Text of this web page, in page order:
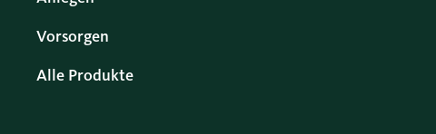
Vorsorgen
Alle Produkte